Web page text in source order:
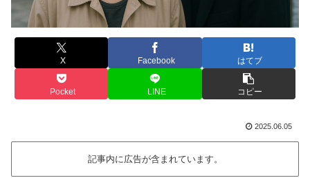
X Facebook はてブ
Pocket LINE コピー
2025.06.05
記事内に広告が含まれています。